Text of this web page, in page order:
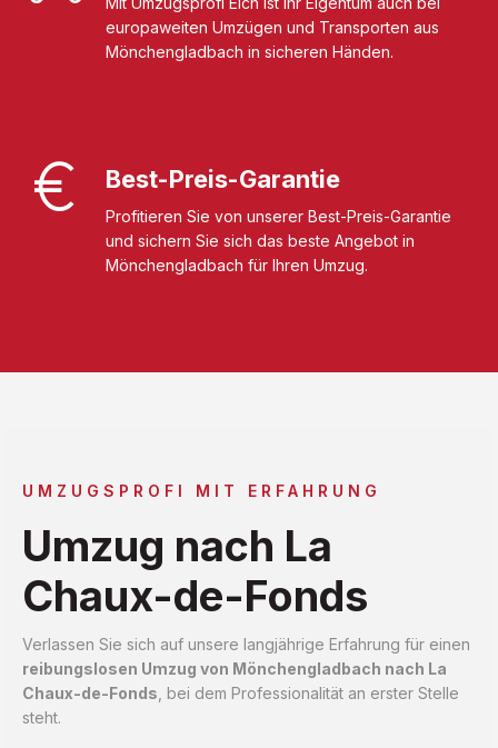
europaweiten Umzügen und Transporten aus
Mönchengladbach in sicheren Händen.
Best-Preis-Garantie
Profitieren Sie von unserer Best-Preis-Garantie
und sichern Sie sich das beste Angebot in
Mönchengladbach für Ihren Umzug.
UMZUGSPROFI MIT ERFAHRUNG
Umzug nach La
Chaux-de-Fonds
Verlassen Sie sich auf unsere langjährige Erfahrung für einen
reibungslosen Umzug von Mönchengladbach nach La
Chaux-de-Fonds , bei dem Professionalität an erster Stelle
steht.